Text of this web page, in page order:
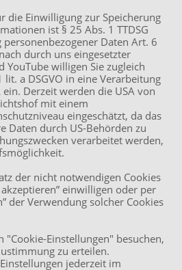
Str.
die Einwilligung zur Speicherung
ist § 25 Abs. 1 TTDSG
Daten Art. 6
durch uns eingesetzter
YouTube willigen Sie zugleich
lit. a DSGVO in eine Verarbeitung
Derzeit werden die USA von
mit einem
eingeschätzt, da das
Daten durch US-Behörden zu
verarbeitet werden,
der nicht notwendigen Cookies
einwilligen oder per
der Verwendung solcher Cookies
"Cookie-Einstellungen" besuchen,
zu erteilen.
jederzeit im